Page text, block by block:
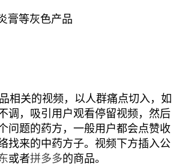
膏等灰色产品
相关的视频，以人群痛点切入，如
调，吸引用户观看停留视频，然后
问题的药方，一般用户都会点赞收
找来的中药方子。视频下方插入公
或者拼多多的商品。